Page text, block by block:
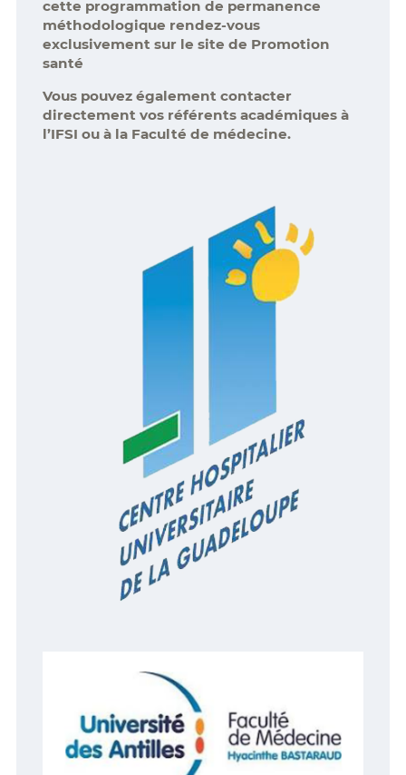
cette programmation de permanence
méthodologique rendez-vous
exclusivement sur le site de Promotion
santé
Vous pouvez également contacter
directement vos référents académiques à
l’IFSI ou à la Faculté de médecine.